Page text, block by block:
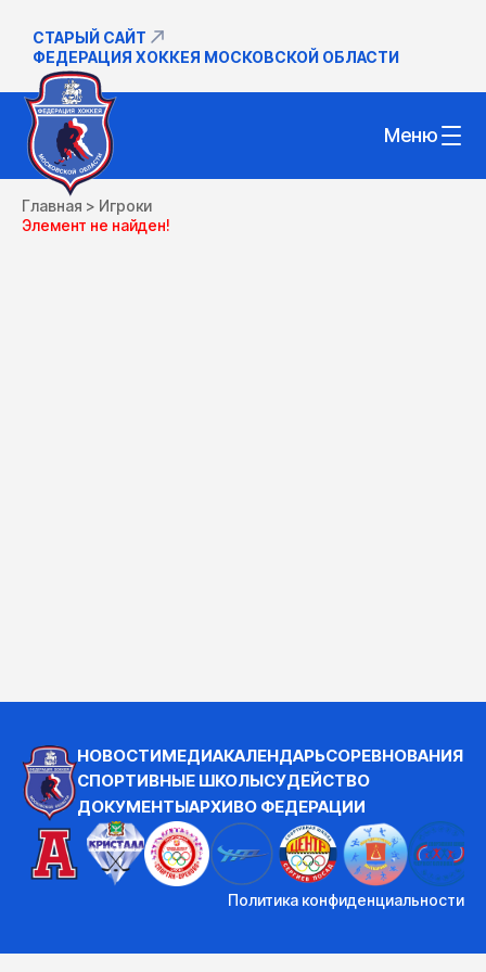
СТАРЫЙ САЙТ
ФЕДЕРАЦИЯ ХОККЕЯ МОСКОВСКОЙ ОБЛАСТИ
Меню
Главная > Игроки
Элемент не найден!
НОВОСТИМЕДИАКАЛЕНДАРЬСОРЕВНОВАНИЯ
СПОРТИВНЫЕ ШКОЛЫСУДЕЙСТВО
ДОКУМЕНТЫАРХИВО ФЕДЕРАЦИИ
Политика конфиденциальности